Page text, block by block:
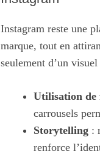
Instagram reste une
marque, tout en
seulement d’un
Utilisation de
carrousels
Storytelling :
renforce